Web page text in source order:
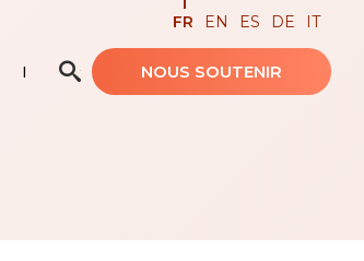
Recherche avancée…
FR EN ES DE IT
NOUS SOUTENIR